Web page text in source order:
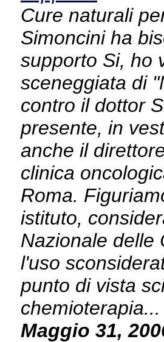
Cure naturali
Simoncini ha
supporto Si, ho
sceneggiata di
contro il dottor
presente, in
anche il
clinica
Roma.
istituto,
Nazionale delle
l'uso
punto di vista
Maggio 31,